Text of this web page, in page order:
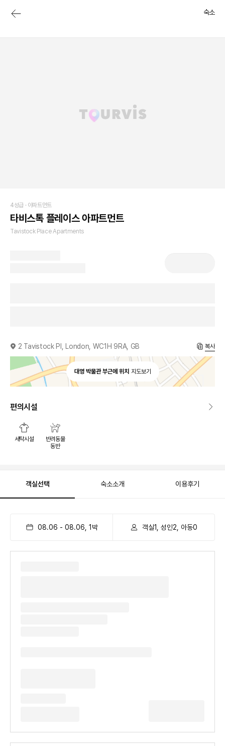
숙소
4성급 · 아파트먼트
타비스톡 플레이스 아파트먼트
Tavistock Place Apartments
2 Tavistock Pl, London, WC1H 9RA, GB 복사
대영 박물관 부근에 위치 지도보기
편의시설
세탁시설
반려동물
동반
객실선택 숙소소개 이용후기
08.06 - 08.06 1 박 객실1, 성인2, 아동0